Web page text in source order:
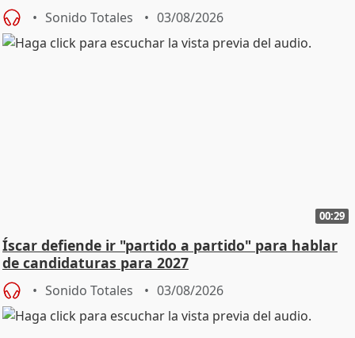
Sonido Totales 03/08/2026
00:29
Íscar defiende ir "partido a partido" para hablar
de candidaturas para 2027
Sonido Totales 03/08/2026